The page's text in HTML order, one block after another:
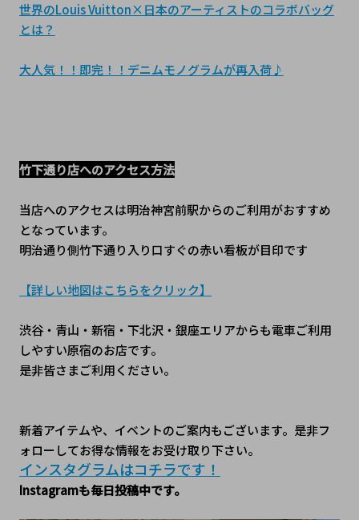
世界のLouis Vuitton×日本のアーティストのコラボバッグ
とは？
大人気！！即完！！デニムモノグラムが再入荷♪
竹下通り店へのアクセス方法
当店へのアクセスは明治神宮前駅からのご利用がおすすめ
となっています。
明治通り側竹下通り入り口すぐの赤い看板が目印です
【詳しい地図はこちらをクリック】
渋谷・青山・新宿・下北沢・銀座エリアからも電車ご利用
しやすい原宿のお店です。
是非皆さまご利用ください。
新着アイテムや、イベントのご案内もございます。是非フ
ォローしてお得な情報をお受け取り下さい。
インスタグラムはコチラです！
Instagramも毎日投稿中です。